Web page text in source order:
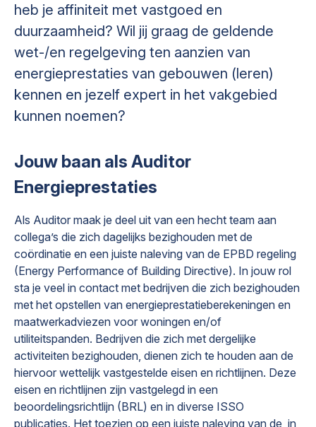
heb je affiniteit met vastgoed en
duurzaamheid? Wil jij graag de geldende
wet-/en regelgeving ten aanzien van
energieprestaties van gebouwen (leren)
kennen en jezelf expert in het vakgebied
kunnen noemen?
Jouw baan als Auditor
Energieprestaties
Als Auditor maak je deel uit van een hecht team aan
collega’s die zich dagelijks bezighouden met de
coördinatie en een juiste naleving van de EPBD regeling
(Energy Performance of Building Directive). In jouw rol
sta je veel in contact met bedrijven die zich bezighouden
met het opstellen van energieprestatieberekeningen en
maatwerkadviezen voor woningen en/of
utiliteitspanden. Bedrijven die zich met dergelijke
activiteiten bezighouden, dienen zich te houden aan de
hiervoor wettelijk vastgestelde eisen en richtlijnen. Deze
eisen en richtlijnen zijn vastgelegd in een
beoordelingsrichtlijn (BRL) en in diverse ISSO
publicaties. Het toezien op een juiste naleving van de, in